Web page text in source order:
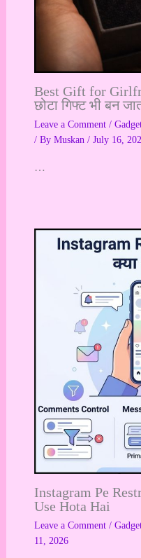
Best Gift for
छोटा गिफ्ट भी बन
Leave a Comment /
/ By Muskan / July 16,
…
Instagram Pe
Use Hota Hai
Leave a Comment /
11, 2026